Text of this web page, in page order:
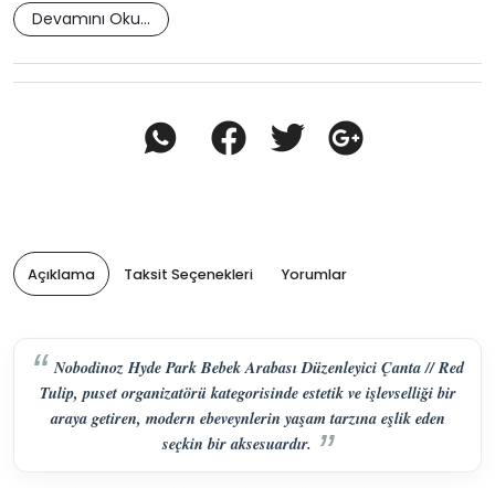
Devamını Oku...
Açıklama Taksit Seçenekleri Yorumlar
Nobodinoz Hyde Park Bebek Arabası Düzenleyici Çanta // Red
Tulip, puset organizatörü kategorisinde estetik ve işlevselliği bir
araya getiren, modern ebeveynlerin yaşam tarzına eşlik eden
seçkin bir aksesuardır.